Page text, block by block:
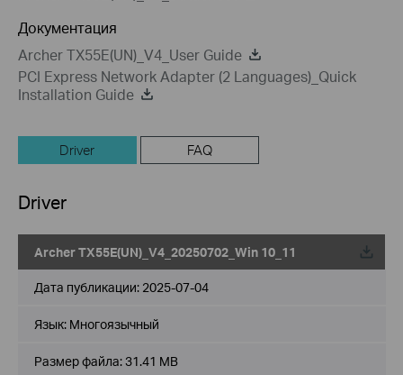
Документация
Archer TX55E(UN)_V4_User Guide
PCI Express Network Adapter (2 Languages)_Quick
Installation Guide
Driver FAQ
Driver
Archer TX55E(UN)_V4_20250702_Win 10_11
Дата публикации: 2025-07-04
Язык: Многоязычный
Размер файла:31.41 MB